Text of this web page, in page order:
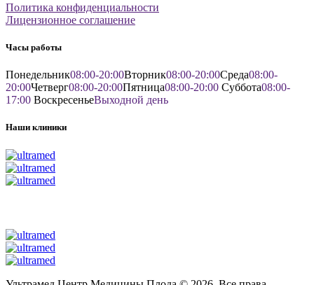
Политика конфиденциальности
Лицензионное соглашение
Часы работы
Понедельник08:00-20:00Вторник08:00-20:00Среда08:00-
20:00Четверг08:00-20:00Пятница08:00-20:00 Суббота08:00-
17:00 ВоскресеньеВыходной день
Наши клиники